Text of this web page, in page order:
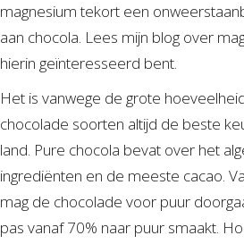
magnesium tekort een
aan chocola. Lees mijn blog over
hierin geïnteresseerd bent.
Het is vanwege de grote
chocolade soorten altijd de beste
land. Pure chocola bevat over het
ingrediënten en de meeste cacao.
mag de chocolade voor puur
pas vanaf 70% naar puur smaakt.